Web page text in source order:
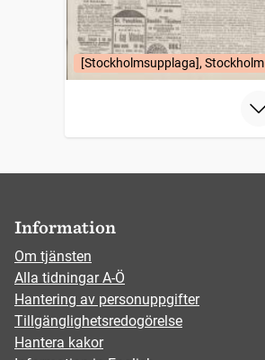
[Stockholmsupplaga], Stockholm
Information
Om tjänsten
Alla tidningar A-Ö
Hantering av personuppgifter
Tillgänglighetsredogörelse
Hantera kakor